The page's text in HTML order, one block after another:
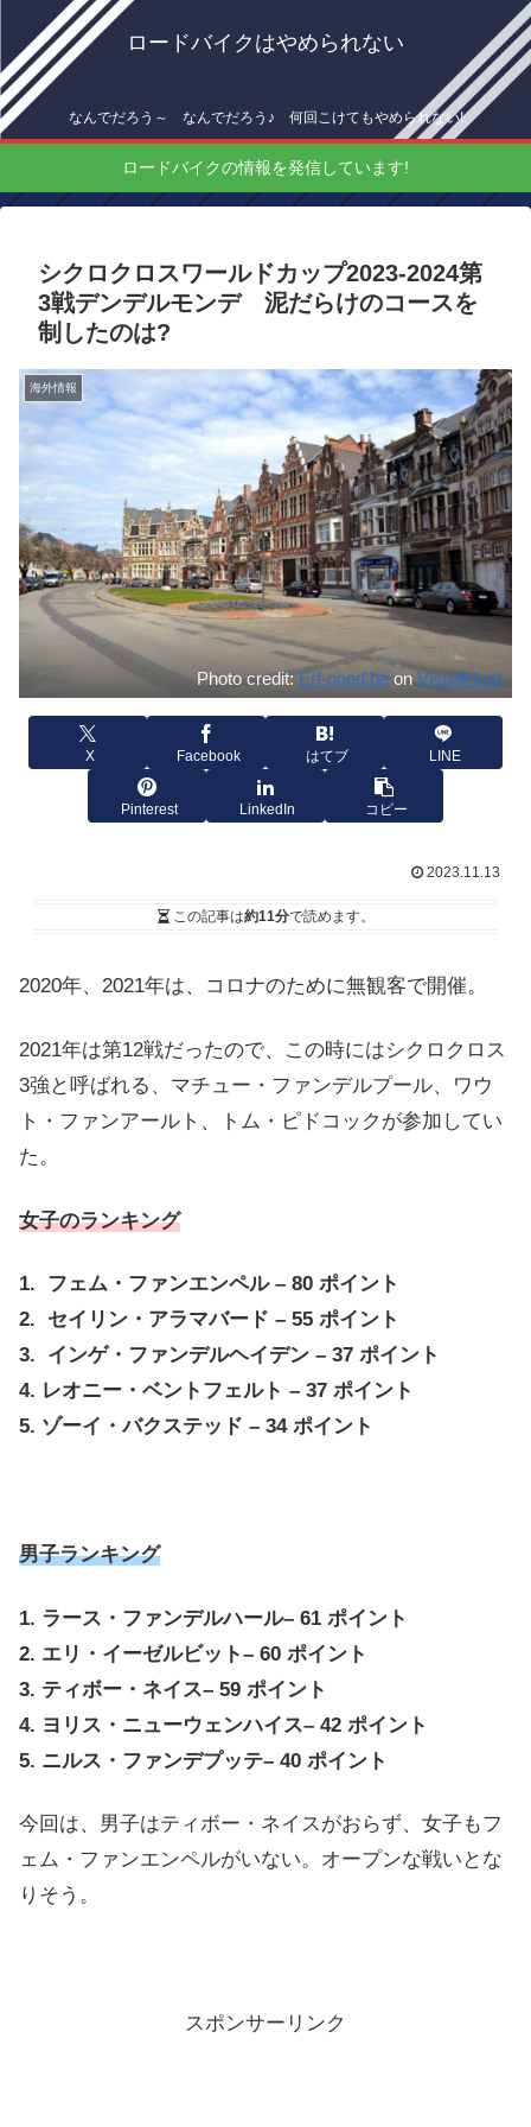
ロードバイクはやめられない
なんでだろう～ なんでだろう♪ 何回こけてもやめられない!
ロードバイクの情報を発信しています!
シクロクロスワールドカップ2023-2024第
3戦デンデルモンデ 泥だらけのコースを
制したのは?
海外情報
Photo credit: Erf-goed.beonVisualHunt
X Facebook はてブ LINE
Pinterest LinkedIn コピー
2023.11.13
この記事は約11分で読めます。
2020年、2021年は、コロナのために無観客で開催。
2021年は第12戦だったので、この時にはシクロクロス
3強と呼ばれる、マチュー・ファンデルプール、ワウ
ト・ファンアールト、トム・ピドコックが参加してい
た。
女子のランキング
1. フェム・ファンエンペル – 80 ポイント
2. セイリン・アラマバード – 55 ポイント
3. インゲ・ファンデルヘイデン – 37 ポイント
4. レオニー・ベントフェルト – 37 ポイント
5. ゾーイ・バクステッド – 34 ポイント
男子ランキング
1. ラース・ファンデルハール– 61 ポイント
2. エリ・イーゼルビット– 60 ポイント
3. ティボー・ネイス– 59 ポイント
4. ヨリス・ニューウェンハイス– 42 ポイント
5. ニルス・ファンデプッテ– 40 ポイント
今回は、男子はティボー・ネイスがおらず、女子もフ
ェム・ファンエンペルがいない。オープンな戦いとな
りそう。
スポンサーリンク